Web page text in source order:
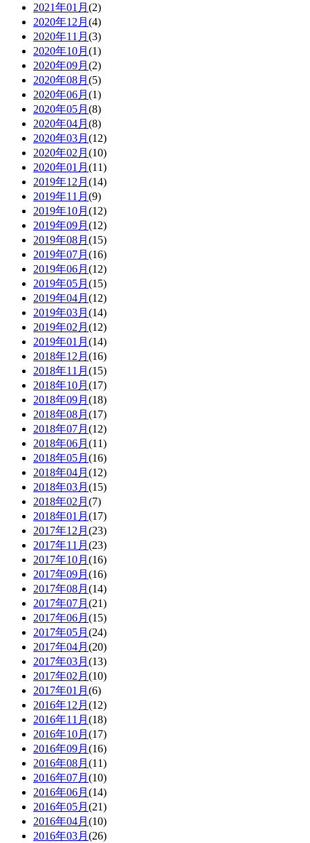
2021年01月 (2)
2020年12月 (4)
2020年11月 (3)
2020年10月 (1)
2020年09月 (2)
2020年08月 (5)
2020年06月 (1)
2020年05月 (8)
2020年04月 (8)
2020年03月 (12)
2020年02月 (10)
2020年01月 (11)
2019年12月 (14)
2019年11月 (9)
2019年10月 (12)
2019年09月 (12)
2019年08月 (15)
2019年07月 (16)
2019年06月 (12)
2019年05月 (15)
2019年04月 (12)
2019年03月 (14)
2019年02月 (12)
2019年01月 (14)
2018年12月 (16)
2018年11月 (15)
2018年10月 (17)
2018年09月 (18)
2018年08月 (17)
2018年07月 (12)
2018年06月 (11)
2018年05月 (16)
2018年04月 (12)
2018年03月 (15)
2018年02月 (7)
2018年01月 (17)
2017年12月 (23)
2017年11月 (23)
2017年10月 (16)
2017年09月 (16)
2017年08月 (14)
2017年07月 (21)
2017年06月 (15)
2017年05月 (24)
2017年04月 (20)
2017年03月 (13)
2017年02月 (10)
2017年01月 (6)
2016年12月 (12)
2016年11月 (18)
2016年10月 (17)
2016年09月 (16)
2016年08月 (11)
2016年07月 (10)
2016年06月 (14)
2016年05月 (21)
2016年04月 (10)
2016年03月 (26)